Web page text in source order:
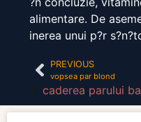
alimentare. De
inerea unui p?r
PREVIOUS
vopsea par blond
caderea parului